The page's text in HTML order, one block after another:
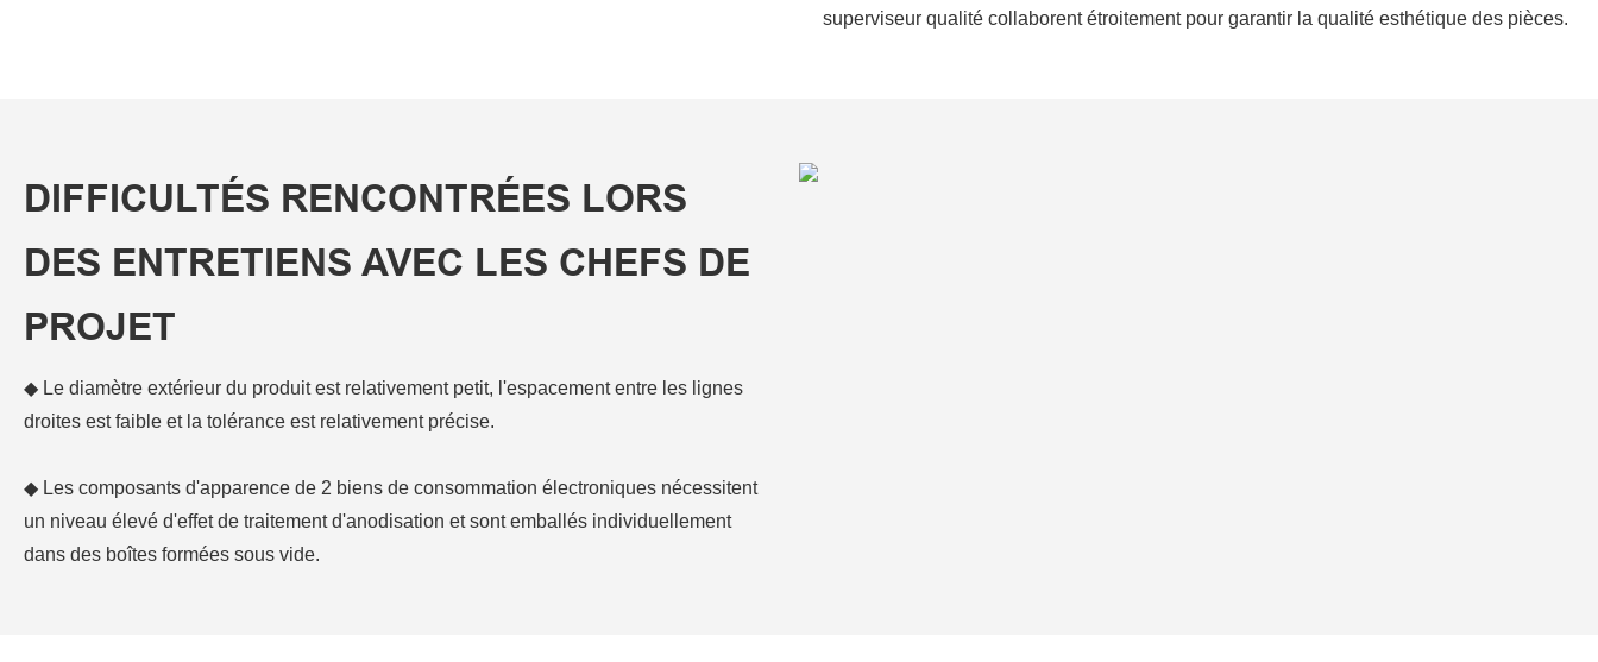
superviseur qualité collaborent étroitement pour garantir la qualité esthétique des pièces.
DIFFICULTÉS RENCONTRÉES LORS
DES ENTRETIENS AVEC LES CHEFS DE
PROJET
◆ Le diamètre extérieur du produit est relativement petit, l'espacement entre les lignes
droites est faible et la tolérance est relativement précise.
◆ Les composants d'apparence de 2 biens de consommation électroniques nécessitent
un niveau élevé d'effet de traitement d'anodisation et sont emballés individuellement
dans des boîtes formées sous vide.